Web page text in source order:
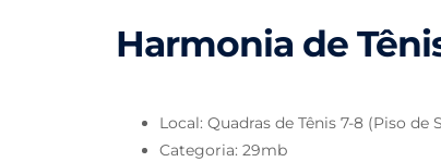
Harmonia de
Local: Quadras de Tênis 7-8 (Piso de
Categoria: 29mb